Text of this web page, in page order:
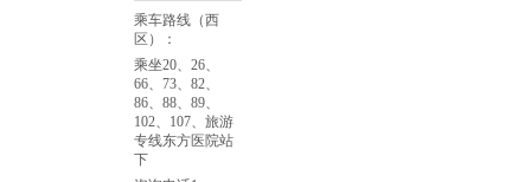
乘车路线（西
区）：
乘坐20、26、
66、73、82、
86、88、89、
102、107、旅游
专线东方医院站
下